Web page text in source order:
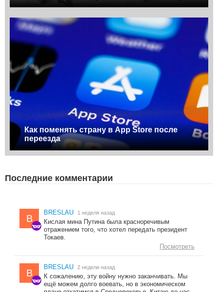
Как поменять страну в App Store после
переезда
Последние комментарии
B
BRESLAU 1 неделя назад
Кислая мина Путина была красноречивым
отражением того, что хотел передать президент
Токаев.
Посмотреть
B
BRESLAU 2 недели назад
К сожалению, эту войну нужно заканчивать. Мы
ещё можем долго воевать, но в экономическом